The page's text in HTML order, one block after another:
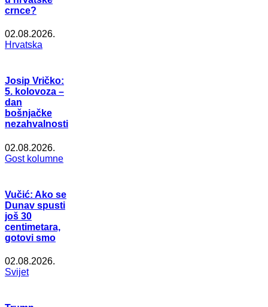
crnce?
02.08.2026.
Hrvatska
Josip Vričko:
5. kolovoza –
dan
bošnjačke
nezahvalnosti
02.08.2026.
Gost kolumne
Vučić: Ako se
Dunav spusti
još 30
centimetara,
gotovi smo
02.08.2026.
Svijet